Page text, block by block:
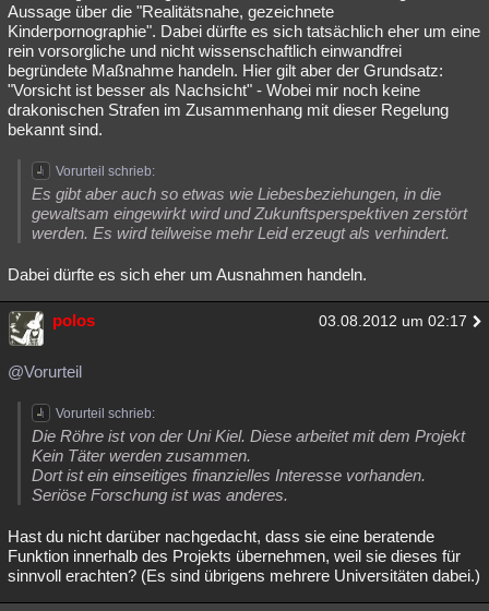
Aussage über die "Realitätsnahe, gezeichnete
Kinderpornographie". Dabei dürfte es sich tatsächlich eher um eine
rein vorsorgliche und nicht wissenschaftlich einwandfrei
begründete Maßnahme handeln. Hier gilt aber der Grundsatz:
"Vorsicht ist besser als Nachsicht" - Wobei mir noch keine
drakonischen Strafen im Zusammenhang mit dieser Regelung
bekannt sind.
Vorurteil schrieb:
Es gibt aber auch so etwas wie Liebesbeziehungen, in die
gewaltsam eingewirkt wird und Zukunftsperspektiven zerstört
werden. Es wird teilweise mehr Leid erzeugt als verhindert.
Dabei dürfte es sich eher um Ausnahmen handeln.
polos 03.08.2012 um 02:17
@Vorurteil
Vorurteil schrieb:
Die Röhre ist von der Uni Kiel. Diese arbeitet mit dem Projekt
Kein Täter werden zusammen.
Dort ist ein einseitiges finanzielles Interesse vorhanden.
Seriöse Forschung ist was anderes.
Hast du nicht darüber nachgedacht, dass sie eine beratende
Funktion innerhalb des Projekts übernehmen, weil sie dieses für
sinnvoll erachten? (Es sind übrigens mehrere Universitäten dabei.)